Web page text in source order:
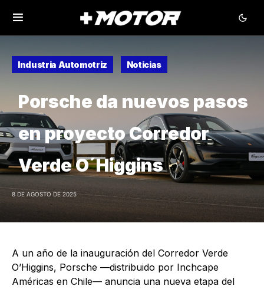
Industria Automotriz Noticias
Porsche da nuevos pasos
en proyecto Corredor
Verde O´Higgins
8 DE AGOSTO DE 2025
A un año de la inauguración del Corredor Verde
O’Higgins, Porsche —distribuido por Inchcape
Américas en Chile— anuncia una nueva etapa del